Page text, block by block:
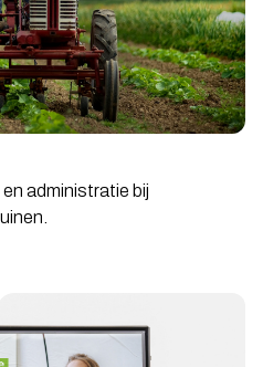
administratie bij